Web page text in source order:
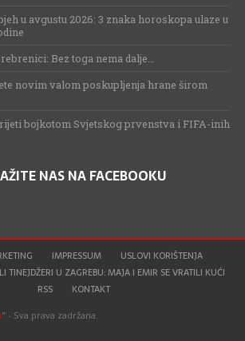
u avgustu 2026: 3 znaka horoskopa ulaze u
Bez toga nema dalje…
novim valom poskupljenja hrane širom
bojkotom Svjetskog prvenstva i FIFA-inih
NAS NA FACEBOOKU
IMPRESSUM
USLOVI KORIŠTENJA
TINEJDŽERI U ZAGREBU: MAJA I EMIR SE VRATILI KUĆI
RSS
KONTAKT
" - Sva prava zadržana.